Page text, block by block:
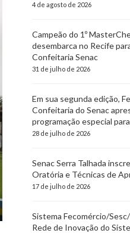
4 de agosto de 2026
Campeão do 1º
desembarca no Recife
Confeitaria Senac
31 de julho de 2026
Em sua segunda edição,
Confeitaria do Senac
programação especial
28 de julho de 2026
Senac Serra Talhada
Oratória e Técnicas de
17 de julho de 2026
Sistema Fecomércio/
Rede de Inovação do